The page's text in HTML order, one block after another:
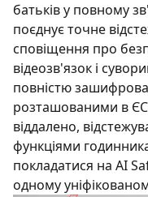
батьків у повному
поєднує точне
сповіщення про
відеозв'язок і
повністю
розташованими в
віддалено,
функціями
покладатися на AI
одному